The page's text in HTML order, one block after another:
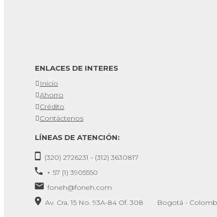
ENLACES DE INTERES
Inicio
Ahorro
Crédito
Contáctenos
LÍNEAS DE ATENCIÓN:
(320) 2726231 - (312) 3630817
+ 57 (1) 3905550
foneh@foneh.com
Av. Cra. 15 No. 93A-84 Of. 308 Bogotá -